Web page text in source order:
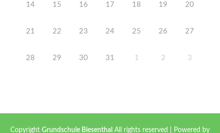
14 15 16 17 18 19 20
21 22 23 24 25 26 27
28 29 30 31 1 2 3
Copyright Grundschule Biesenthal All rights reserved | Powered by